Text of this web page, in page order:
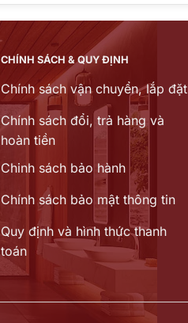
CHÍNH SÁCH & QUY ĐỊNH
Chính sách vận chuyển, lắp đặt
Chính sách đổi, trả hàng và
hoàn tiền
Chinh sách bảo hành
Chính sách bảo mật thông tin
Quy định và hình thức thanh
toán